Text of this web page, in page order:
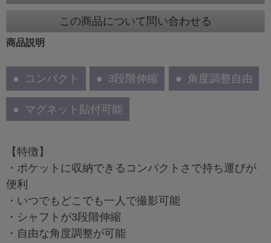
この商品について問い合わせる
商品説明
コンパクト 3段階伸縮 角度調整自由
マグネット貼付可能
【特徴】
・ポケットに収納できるコンパクトさで持ち運びが
便利
・いつでもどこでも一人で撮影可能
・シャフトが3段階伸縮
・自由な角度調整が可能